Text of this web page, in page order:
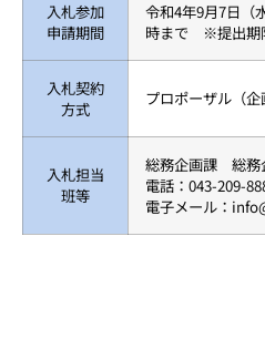
入札参加
申請期間
令和4年9月7日（
時まで ※提出期
入札契約
方式
プロポーザル（
入札担当
班等
総務企画課 総務
電話：043-209-
電子メール：